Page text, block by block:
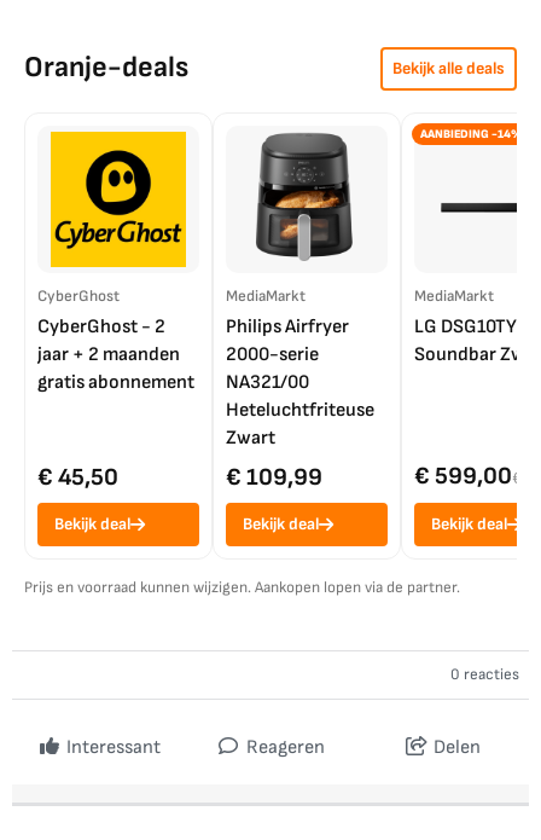
Oranje-deals Bekijk alle deals
CyberGhost
CyberGhost - 2
jaar + 2 maanden
gratis abonnement
€ 45,50
Bekijk deal
MediaMarkt
Philips Airfryer
2000-serie
NA321/00
Heteluchtfriteuse
Zwart
€ 109,99
Bekijk deal
AANBIEDING -14%
MediaMarkt
LG DSG10TY
Soundbar
€ 599,00€
Bekijk deal
Prijs en voorraad kunnen wijzigen. Aankopen lopen via de partner.
0 reacties
Interessant Reageren Delen